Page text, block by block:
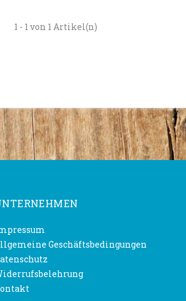
1 - 1 von 1 Artikel(n)
Geschäftsbedingungen